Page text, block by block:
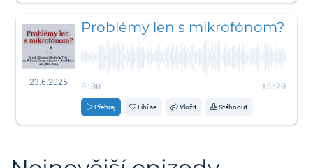
23.6.2025
Problémy len s mikrofónom?
0:00 15:20
Přehraj Líbí se Vložit Stáhnout